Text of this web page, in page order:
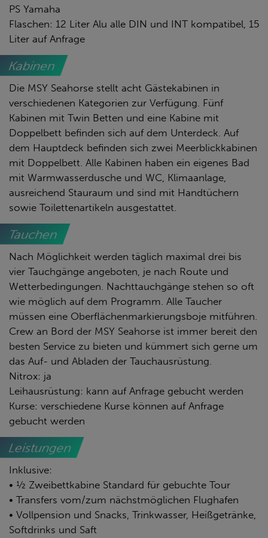
PS Yamaha
Flaschen: 12 Liter Alu alle DIN und INT kompatibel, 15
Liter auf Anfrage
Kabinen
Die MSY Seahorse stellt acht Gästekabinen in
verschiedenen Kategorien zur Verfügung. Fünf
Kabinen mit Twin Betten und eine Kabine mit
Doppelbett befinden sich auf dem Unterdeck. Auf
dem Hauptdeck befinden sich zwei Meerblickkabinen
mit Doppelbett. Alle Kabinen haben ein eigenes Bad
mit Warmwasserdusche und WC, Klimaanlage,
ausreichend Stauraum und sind mit Handtüchern
sowie Toilettenartikeln ausgestattet.
Tauchen
Nach Möglichkeit werden täglich maximal drei bis
vier Tauchgänge angeboten, je nach Route und
Wetterbedingungen. Nachttauchgänge stehen so oft
wie möglich auf dem Programm. Alle Taucher
müssen eine Oberflächenmarkierungsboje mitführen.
Crew an Bord der MSY Seahorse ist immer bereit den
besten Service zu bieten und kümmert sich gerne um
das Auf- und Abladen der Tauchausrüstung.
Nitrox: ja
Leihausrüstung: kann auf Anfrage gebucht werden
Kurse: verschiedene Kurse können auf Anfrage
gebucht werden
Leistungen
Inklusive:
• ½ Zweibettkabine Standard für gebuchte Tour
• Transfers vom/zum nächstmöglichen Flughafen
• Vollpension und Snacks, Trinkwasser, Heißgetränke,
Softdrinks und Saft